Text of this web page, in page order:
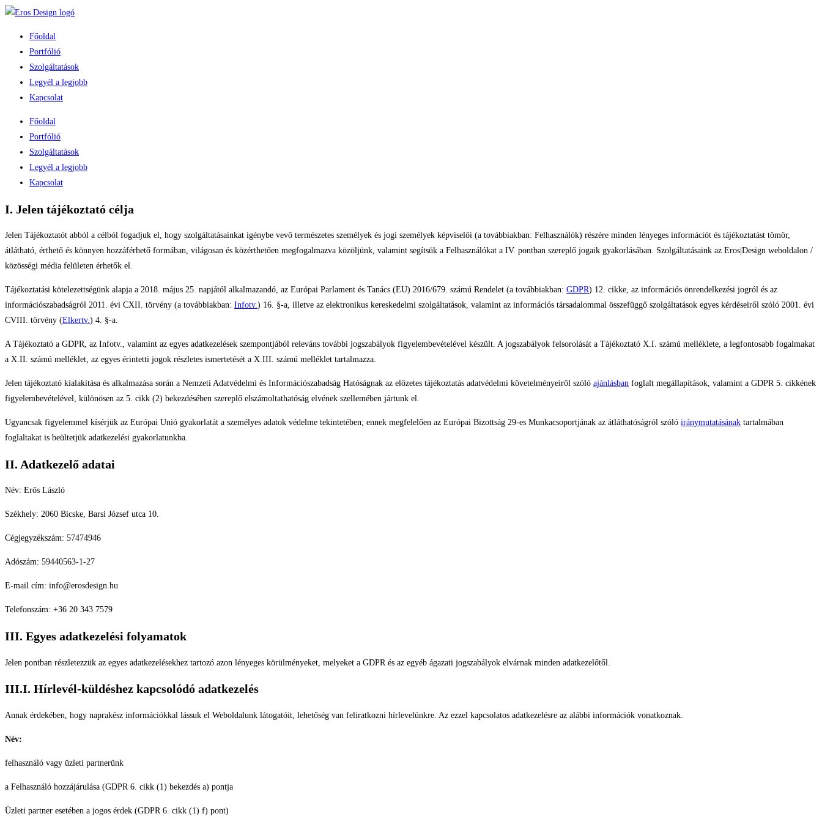
Főoldal
Portfólió
Szolgáltatások
Legyél a legjobb
Kapcsolat
Főoldal
Portfólió
Szolgáltatások
Legyél a legjobb
Kapcsolat
I. Jelen tájékoztató célja
Jelen Tájékoztatót abból a célból fogadjuk el, hogy szolgáltatásainkat igénybe vevő természetes személyek és jogi személyek képviselői (a továbbiakban: Felhasználók) részére minden lényeges információt és tájékoztatást tömör,
átlátható, érthető és könnyen hozzáférhető formában, világosan és közérthetően megfogalmazva közöljünk, valamint segítsük a Felhasználókat a IV. pontban szereplő jogaik gyakorlásában. Szolgáltatásaink az Eros|Design weboldalon /
közösségi média felületen érhetők el.
Tájékoztatási kötelezettségünk alapja a 2018. május 25. napjától alkalmazandó, az Európai Parlament és Tanács (EU) 2016/679. számú Rendelet (a továbbiakban: GDPR) 12. cikke, az információs önrendelkezési jogról és az
információszabadságról 2011. évi CXII. törvény (a továbbiakban: Infotv.) 16. §-a, illetve az elektronikus kereskedelmi szolgáltatások, valamint az információs társadalommal összefüggő szolgáltatások egyes kérdéseiről szóló 2001. évi
CVIII. törvény (Elkertv.) 4. §-a.
A Tájékoztató a GDPR, az Infotv., valamint az egyes adatkezelések szempontjából releváns további jogszabályok figyelembevételével készült. A jogszabályok felsorolását a Tájékoztató X.I. számú melléklete, a legfontosabb fogalmakat
a X.II. számú melléklet, az egyes érintetti jogok részletes ismertetését a X.III. számú melléklet tartalmazza.
Jelen tájékoztató kialakítása és alkalmazása során a Nemzeti Adatvédelmi és Információszabadság Hatóságnak az előzetes tájékoztatás adatvédelmi követelményeiről szóló ajánlásban foglalt megállapítások, valamint a GDPR 5. cikkének
figyelembevételével, különösen az 5. cikk (2) bekezdésében szereplő elszámoltathatóság elvének szellemében jártunk el.
Ugyancsak figyelemmel kísérjük az Európai Unió gyakorlatát a személyes adatok védelme tekintetében; ennek megfelelően az Európai Bizottság 29-es Munkacsoportjának az átláthatóságról szóló iránymutatásának tartalmában
foglaltakat is beültetjük adatkezelési gyakorlatunkba.
II. Adatkezelő adatai
Név: Erős László
Székhely: 2060 Bicske, Barsi József utca 10.
Cégjegyzékszám: 57474946
Adószám: 59440563-1-27
E-mail cím: info@erosdesign.hu
Telefonszám: +36 20 343 7579
III. Egyes adatkezelési folyamatok
Jelen pontban részletezzük az egyes adatkezelésekhez tartozó azon lényeges körülményeket, melyeket a GDPR és az egyéb ágazati jogszabályok elvárnak minden adatkezelőtől.
III.I. Hírlevél-küldéshez kapcsolódó adatkezelés
Annak érdekében, hogy naprakész információkkal lássuk el Weboldalunk látogatóit, lehetőség van feliratkozni hírlevelünkre. Az ezzel kapcsolatos adatkezelésre az alábbi információk vonatkoznak.
Név:
felhasználó vagy üzleti partnerünk
a Felhasználó hozzájárulása (GDPR 6. cikk (1) bekezdés a) pontja
Üzleti partner esetében a jogos érdek (GDPR 6. cikk (1) f) pont)